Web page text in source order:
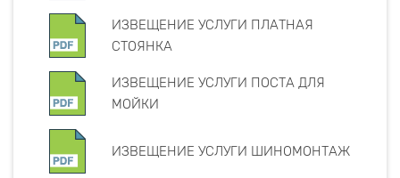
ИЗВЕЩЕНИЕ УСЛУГИ ПЛАТНАЯ
СТОЯНКА
ИЗВЕЩЕНИЕ УСЛУГИ ПОСТА ДЛЯ
МОЙКИ
ИЗВЕЩЕНИЕ УСЛУГИ ШИНОМОНТАЖ